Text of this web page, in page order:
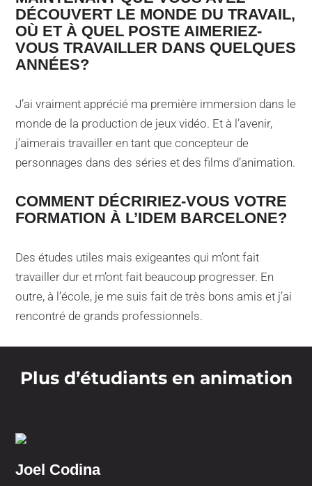
DÉCOUVERT LE MONDE DU TRAVAIL,
OÙ ET À QUEL POSTE AIMERIEZ-
VOUS TRAVAILLER DANS QUELQUES
ANNÉES?
J’ai vraiment apprécié ma première immersion dans le
monde de la production de jeux vidéo. Et à l’avenir,
j’aimerais travailler en tant que concepteur de
personnages dans des séries et des films d’animation.
COMMENT DÉCRIRIEZ-VOUS VOTRE
FORMATION À L’IDEM BARCELONE?
Des études utiles mais exigeantes qui m’ont fait
travailler dur et m’ont fait beaucoup progresser. En
outre, à l’école, je me suis fait de très bons amis et j’ai
rencontré de grands professionnels.
Plus d’étudiants en animation
Joel Codina